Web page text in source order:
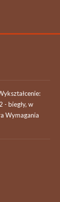
- biegły, w
Wymagania